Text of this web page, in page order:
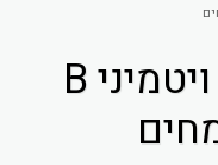
B-50 קומפלקס ויטמיני B